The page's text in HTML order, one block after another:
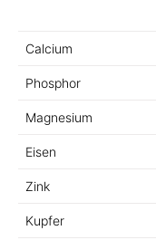
Calcium
Phosphor
Magnesium
Eisen
Zink
Kupfer